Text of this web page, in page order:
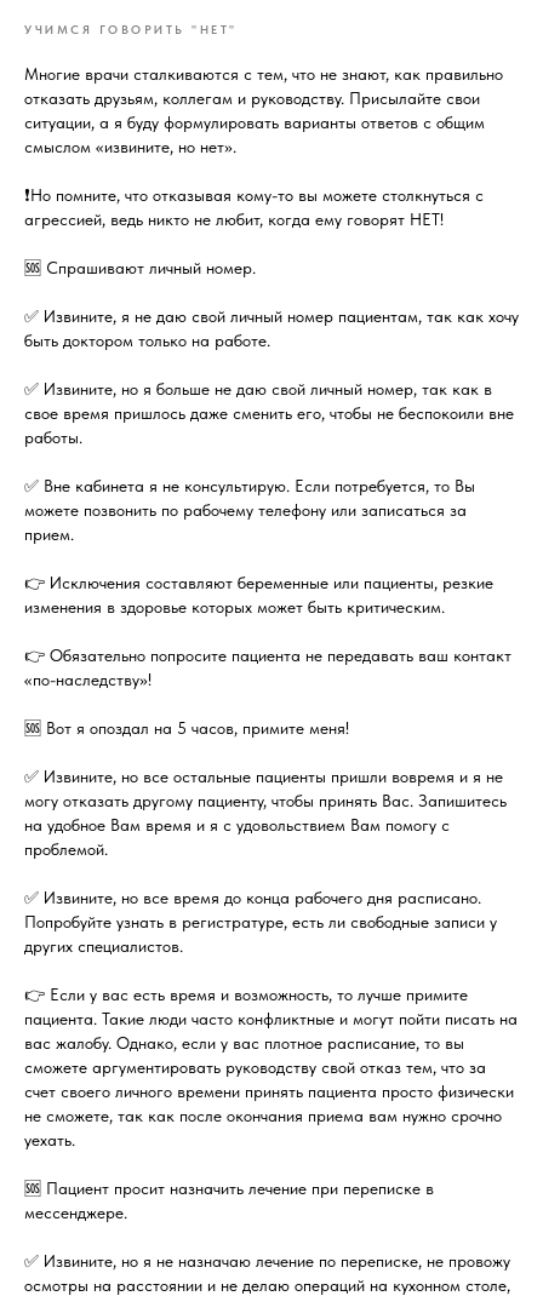
УЧИМСЯ ГОВОРИТЬ "НЕТ"
Многие врачи сталкиваются с тем, что не знают, как правильно
отказать друзьям, коллегам и руководству. Присылайте свои
ситуации, а я буду формулировать варианты ответов с общим
смыслом «извините, но нет».
❗Но помните, что отказывая кому-то вы можете столкнуться с
агрессией, ведь никто не любит, когда ему говорят НЕТ!
🆘 Спрашивают личный номер.
✅ Извините, я не даю свой личный номер пациентам, так как хочу
быть доктором только на работе.
✅ Извините, но я больше не даю свой личный номер, так как в
свое время пришлось даже сменить его, чтобы не беспокоили вне
работы.
✅ Вне кабинета я не консультирую. Если потребуется, то Вы
можете позвонить по рабочему телефону или записаться за
прием.
👉 Исключения составляют беременные или пациенты, резкие
изменения в здоровье которых может быть критическим.
👉 Обязательно попросите пациента не передавать ваш контакт
«по-наследству»!
🆘 Вот я опоздал на 5 часов, примите меня!
✅ Извините, но все остальные пациенты пришли вовремя и я не
могу отказать другому пациенту, чтобы принять Вас. Запишитесь
на удобное Вам время и я с удовольствием Вам помогу с
проблемой.
✅ Извините, но все время до конца рабочего дня расписано.
Попробуйте узнать в регистратуре, есть ли свободные записи у
других специалистов.
👉 Если у вас есть время и возможность, то лучше примите
пациента. Такие люди часто конфликтные и могут пойти писать на
вас жалобу. Однако, если у вас плотное расписание, то вы
сможете аргументировать руководству свой отказ тем, что за
счет своего личного времени принять пациента просто физически
не сможете, так как после окончания приема вам нужно срочно
уехать.
🆘 Пациент просит назначить лечение при переписке в
мессенджере.
✅ Извините, но я не назначаю лечение по переписке, не провожу
осмотры на расстоянии и не делаю операций на кухонном столе,